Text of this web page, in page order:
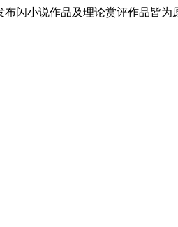
闪小说作品及理论赏评作品皆